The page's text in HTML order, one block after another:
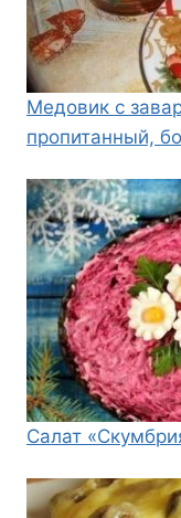
Медовик с
пропитанный,
Салат